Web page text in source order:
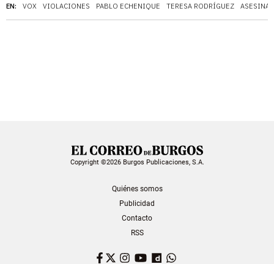
EN: VOX VIOLACIONES PABLO ECHENIQUE TERESA RODRÍGUEZ
Copyright ©2026 Burgos Publicaciones, S.A.
Quiénes somos
Publicidad
Contacto
RSS
Facebook
TwitterInstagram
YouTubeDailymotion